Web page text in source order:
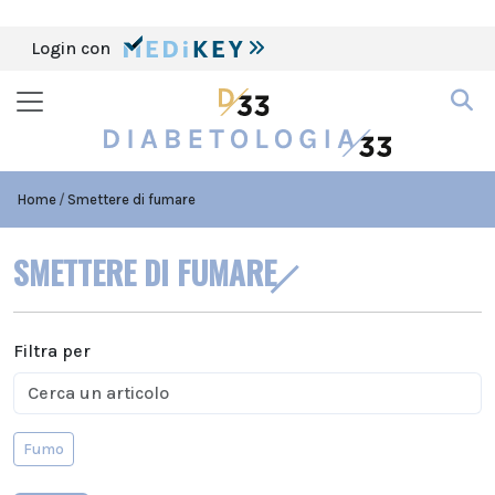
Login con
Home Smettere di fumare
SMETTERE DI FUMARE
Filtra per
Fumo